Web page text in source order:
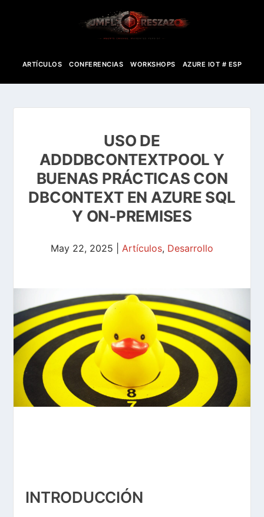
ARTÍCULOS CONFERENCIAS WORKSHOPS AZURE IOT # ESP
USO DE
ADDDBCONTEXTPOOL Y
BUENAS PRÁCTICAS CON
DBCONTEXT EN AZURE SQL
Y ON-PREMISES
May 22, 2025 Artículos, Desarrollo
INTRODUCCIÓN